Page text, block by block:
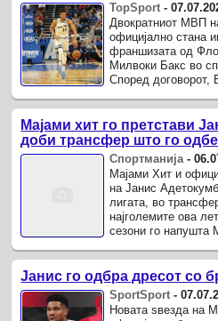
TopSport -
Двократниот МВП
официјално стана
франшизата од
Милвоки Бакс во
Според договорот,
Хиро, Кел’ел Вер,
Мајами хит го претстави
доби трансфер што го
Спортманија-
Мајами Хит и
на Јанис
лигата, во
најголемите ова
сезони го напушта
Јанис го одбра дресот со
SportSport -
Новата ѕвезда на